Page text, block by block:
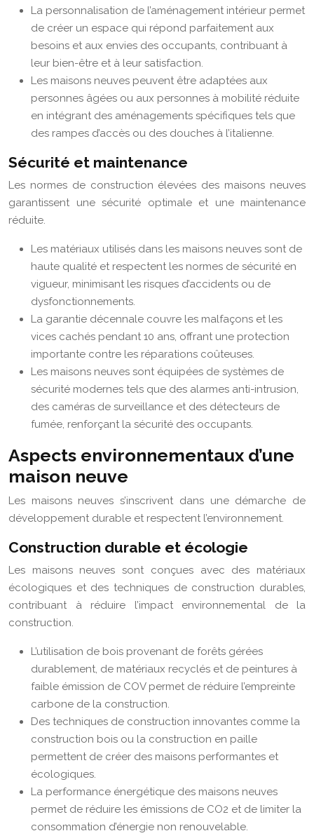
La personnalisation de l’aménagement intérieur permet
de créer un espace qui répond parfaitement aux
besoins et aux envies des occupants, contribuant à
leur bien-être et à leur satisfaction.
Les maisons neuves peuvent être adaptées aux
personnes âgées ou aux personnes à mobilité réduite
en intégrant des aménagements spécifiques tels que
des rampes d’accès ou des douches à l’italienne.
Sécurité et maintenance
Les normes de construction élevées des maisons neuves
garantissent une sécurité optimale et une maintenance
réduite.
Les matériaux utilisés dans les maisons neuves sont de
haute qualité et respectent les normes de sécurité en
vigueur, minimisant les risques d’accidents ou de
dysfonctionnements.
La garantie décennale couvre les malfaçons et les
vices cachés pendant 10 ans, offrant une protection
importante contre les réparations coûteuses.
Les maisons neuves sont équipées de systèmes de
sécurité modernes tels que des alarmes anti-intrusion,
des caméras de surveillance et des détecteurs de
fumée, renforçant la sécurité des occupants.
Aspects environnementaux d’une
maison neuve
Les maisons neuves s’inscrivent dans une démarche de
développement durable et respectent l’environnement.
Construction durable et écologie
Les maisons neuves sont conçues avec des matériaux
écologiques et des techniques de construction durables,
contribuant à réduire l’impact environnemental de la
construction.
L’utilisation de bois provenant de forêts gérées
durablement, de matériaux recyclés et de peintures à
faible émission de COV permet de réduire l’empreinte
carbone de la construction.
Des techniques de construction innovantes comme la
construction bois ou la construction en paille
permettent de créer des maisons performantes et
écologiques.
La performance énergétique des maisons neuves
permet de réduire les émissions de CO2 et de limiter la
consommation d’énergie non renouvelable.